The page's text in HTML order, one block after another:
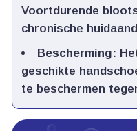
Voortdurende
chronische
Bescherming:
geschikte
te beschermen